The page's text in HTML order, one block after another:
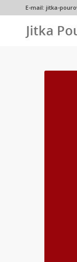
E-mail: jitka-